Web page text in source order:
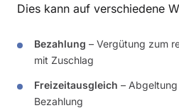
Dies kann auf verschiedene
Bezahlung – Vergütung zum
mit Zuschlag
Freizeitausgleich –
Bezahlung